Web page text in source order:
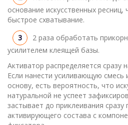
основание искусственных
быстрое схватывание.
2 раза обработать
усилителем клеящей базы.
Активатор распределяется сразу
Если нанести усиливающую смесь
основу, есть вероятность, что
натуральной не успеет
застывает до приклеивания сразу
активирующего состава с